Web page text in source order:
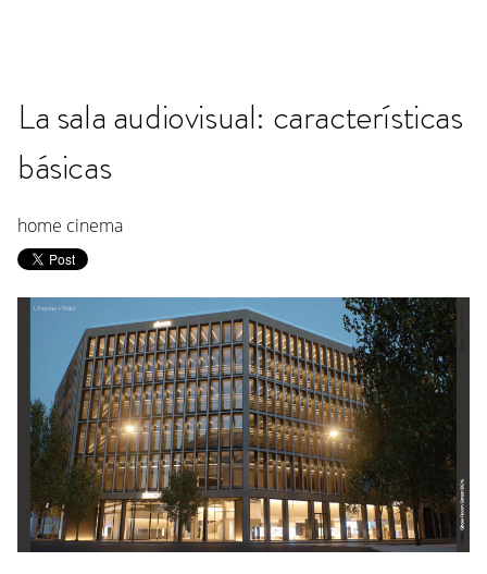
La sala audiovisual: características
básicas
home cinema